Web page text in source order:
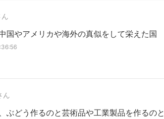
国やアメリカや海外の真似をして栄えた国
ん
ぶどう作るのと芸術品や工業製品を作るのと